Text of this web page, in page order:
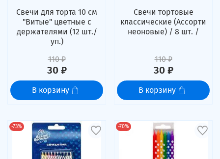
Свечи для торта 10 см
"Витые" цветные с
держателями (12 шт./
уп.)
110 ₽
30 ₽
В корзину
Свечи тортовые
классические (Ассорти
неоновые) / 8 шт. /
110 ₽
30 ₽
В корзину
-73% -70%